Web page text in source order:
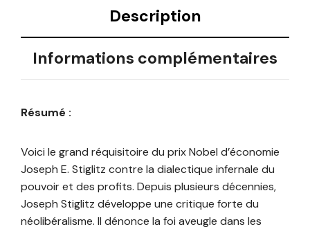
Description
Informations complémentaires
Résumé :
Voici le grand réquisitoire du prix Nobel d’économie
Joseph E. Stiglitz contre la dialectique infernale du
pouvoir et des profits. Depuis plusieurs décennies,
Joseph Stiglitz développe une critique forte du
néolibéralisme. Il dénonce la foi aveugle dans les